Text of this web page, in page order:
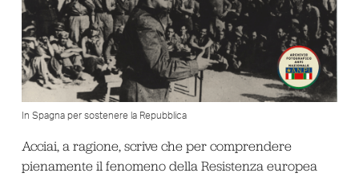
In Spagna per sostenere la Repubblica
Acciai, a ragione, scrive che per comprendere
pienamente il fenomeno della Resistenza europea